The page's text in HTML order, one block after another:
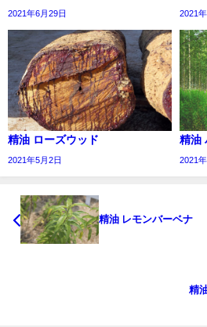
2021年6月29日 2021
精油 ローズウッド
2021年5月2日
精油
2021
精油 レモンバーベナ
精